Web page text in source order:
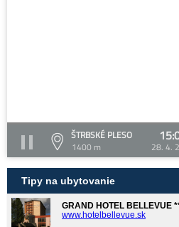
ŠTRBSKÉ PLESO
1400 m
28. 4.
Tipy na ubytovanie
GRAND HOTEL BELLEVUE
www.hotelbellevue.sk